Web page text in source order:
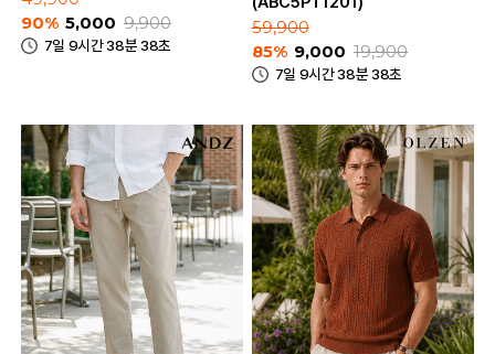
90% 5,000 9,900
7일 9시간 38분 38초
59,900
85% 9,000 19,900
7일 9시간 38분 38초